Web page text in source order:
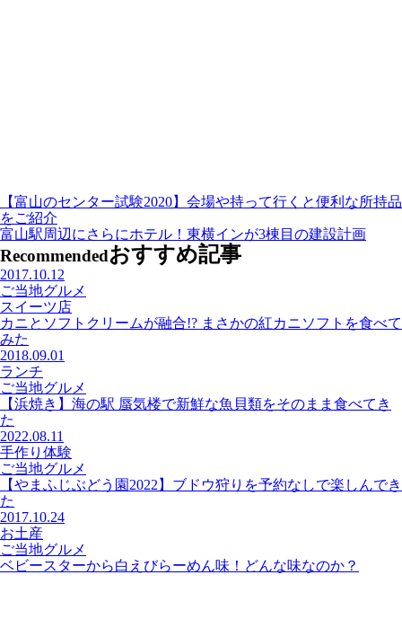
【富山のセンター試験2020】会場や持って行くと便利な所持品
をご紹介
富山駅周辺にさらにホテル！東横インが3棟目の建設計画
Recommendedおすすめ記事
2017.10.12
ご当地グルメ
スイーツ店
カニとソフトクリームが融合!? まさかの紅カニソフトを食べて
みた
2018.09.01
ランチ
ご当地グルメ
【浜焼き】海の駅 蜃気楼で新鮮な魚貝類をそのまま食べてき
た
2022.08.11
手作り体験
ご当地グルメ
【やまふじぶどう園2022】ブドウ狩りを予約なしで楽しんでき
た
2017.10.24
お土産
ご当地グルメ
ベビースターから白えびらーめん味！どんな味なのか？